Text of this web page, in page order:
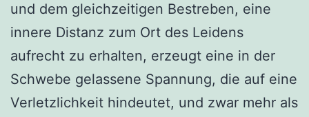
und dem gleichzeitigen Bestreben, eine
innere Distanz zum Ort des Leidens
aufrecht zu erhalten, erzeugt eine in der
Schwebe gelassene Spannung, die auf eine
Verletzlichkeit hindeutet, und zwar mehr als